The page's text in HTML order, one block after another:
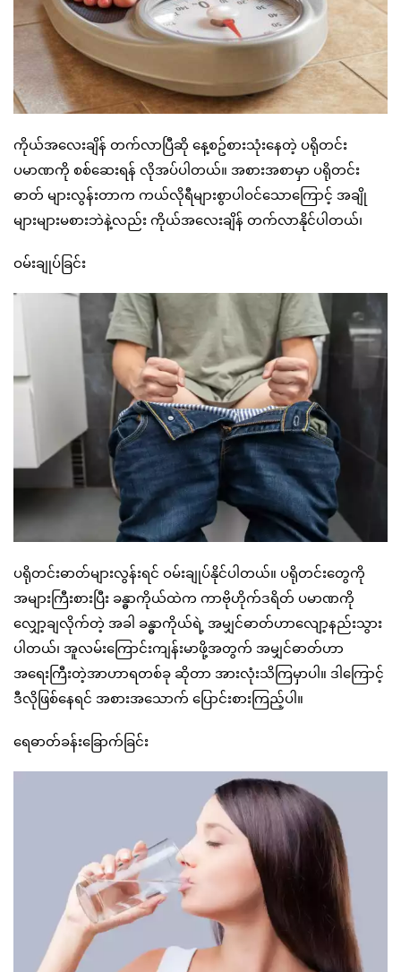
ကိုယ်အလေးချိန် တက်လာပြီဆို နေ့စဥ်စားသုံးနေတဲ့ ပရိုတင်း
ပမာဏကို စစ်ဆေးရန် လိုအပ်ပါတယ်။ အစားအစာမှာ ပရိုတင်း
ဓာတ် များလွန်းတာက ကယ်လိုရီများစွာပါဝင်သောကြောင့် အချို
များများမစားဘဲနဲ့လည်း ကိုယ်အလေးချိန် တက်လာနိုင်ပါတယ်၊
ဝမ်းချုပ်ခြင်း
ပရိုတင်းဓာတ်များလွန်းရင် ဝမ်းချုပ်နိုင်ပါတယ်။ ပရိုတင်းတွေကို
အများကြီးစားပြီး ခန္ဓာကိုယ်ထဲက ကာဗိုဟိုက်ဒရိတ် ပမာဏကို
လျှော့ချလိုက်တဲ့ အခါ ခန္ဓာကိုယ်ရဲ့ အမျှင်ဓာတ်ဟာလျော့နည်းသွား
ပါတယ်၊ အူလမ်းကြောင်းကျန်းမာဖို့အတွက် အမျှင်ဓာတ်ဟာ
အရေးကြီးတဲ့အာဟာရတစ်ခု ဆိုတာ အားလုံးသိကြမှာပါ။ ဒါကြောင့်
ဒီလိုဖြစ်နေရင် အစားအသောက် ပြောင်းစားကြည့်ပါ။
ရေဓာတ်ခန်းခြောက်ခြင်း